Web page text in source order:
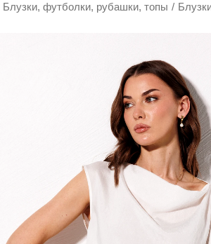
Блузки, футболки, рубашки, топы /